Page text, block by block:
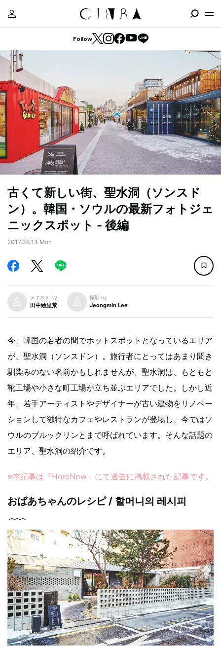
Follow
古くて新しい街、聖水洞（ソンスド
ン）。韓国・ソウルの最新フォトジェ
ニックスポット - 後編
2017.03.13 Mon
テキスト by
田中絵里菜
撮影 by
Jeongmin Lee
今、韓国の若者の間でホットスポットとなっているエリア
が、聖水洞（ソンスドン）。旅行者にとってはあまり聞き
馴染みのない名前かもしれませんが、聖水洞は、もともと
靴工場や小さな町工場が立ち並ぶエリアでした。しかし近
年、若手アーティストやデザイナーが古い建物をリノベー
ションして独特なカフェやレストランが登場し、今ではソ
ウルのブルックリンとまで呼ばれています。そんな話題の
エリア、聖水洞の紹介です。
※本記事は『HereNow』にて過去に掲載された記事です。
おばあちゃんのレシピ / 할머니의 레시피